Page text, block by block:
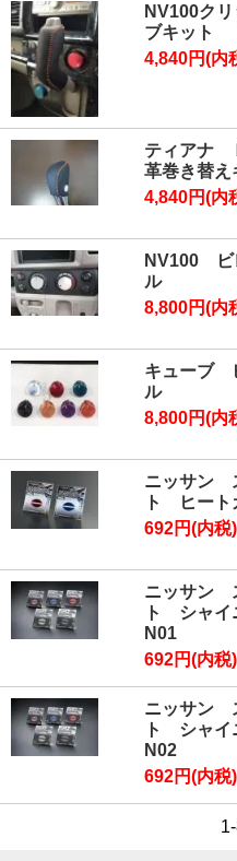
NV100ク
ブキット
4,840円(内
ティアナ
革巻き替え
4,840円(内
NV100 ビ
ル
8,800円(内
キューブ
ル
8,800円(内
ニッサン
ト ヒート
692円(内税)
ニッサン
ト シャ
N01
692円(内税)
ニッサン
ト シャ
N02
692円(内税)